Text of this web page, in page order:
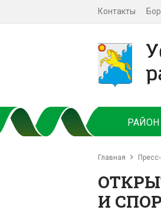
Контакты
РАЙОН
Главная
И